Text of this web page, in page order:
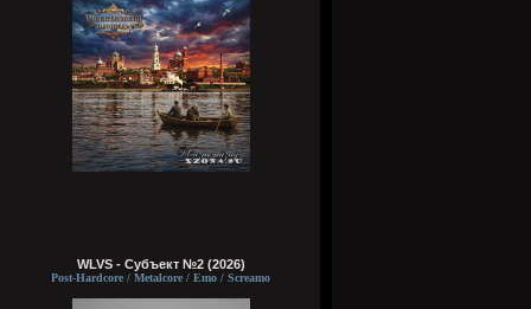
WLVS - Субъект №2 (2026)
Post-Hardcore / Metalcore / Emo / Screamo